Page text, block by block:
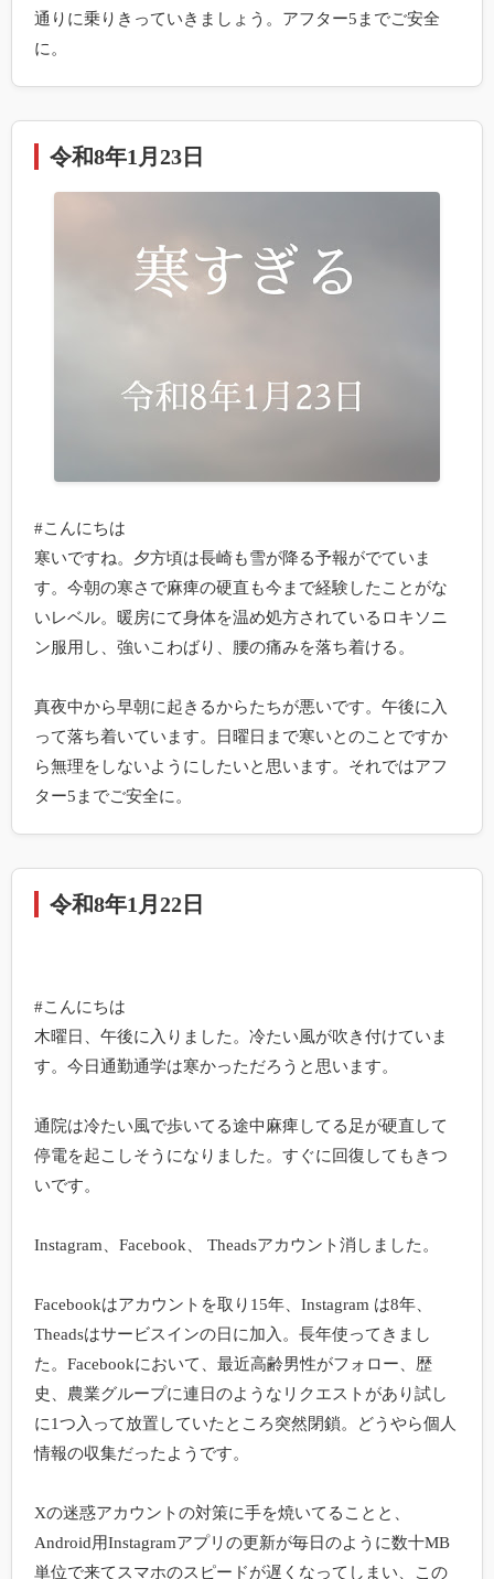
通りに乗りきっていきましょう。アフター5までご安全
に。
令和8年1月23日
#こんにちは
寒いですね。夕方頃は長崎も雪が降る予報がでていま
す。今朝の寒さで麻痺の硬直も今まで経験したことがな
いレベル。暖房にて身体を温め処方されているロキソニ
ン服用し、強いこわばり、腰の痛みを落ち着ける。
真夜中から早朝に起きるからたちが悪いです。午後に入
って落ち着いています。日曜日まで寒いとのことですか
ら無理をしないようにしたいと思います。それではアフ
ター5までご安全に。
令和8年1月22日
#こんにちは
木曜日、午後に入りました。冷たい風が吹き付けていま
す。今日通勤通学は寒かっただろうと思います。
通院は冷たい風で歩いてる途中麻痺してる足が硬直して
停電を起こしそうになりました。すぐに回復してもきつ
いです。
Instagram、Facebook、 Theadsアカウント消しました。
Facebookはアカウントを取り15年、Instagram は8年、
Theadsはサービスインの日に加入。長年使ってきまし
た。Facebookにおいて、最近高齢男性がフォロー、歴
史、農業グループに連日のようなリクエストがあり試し
に1つ入って放置していたところ突然閉鎖。どうやら個人
情報の収集だったようです。
Xの迷惑アカウントの対策に手を焼いてることと、
Android用Instagramアプリの更新が毎日のように数十MB
単位で来てスマホのスピードが遅くなってしまい、この